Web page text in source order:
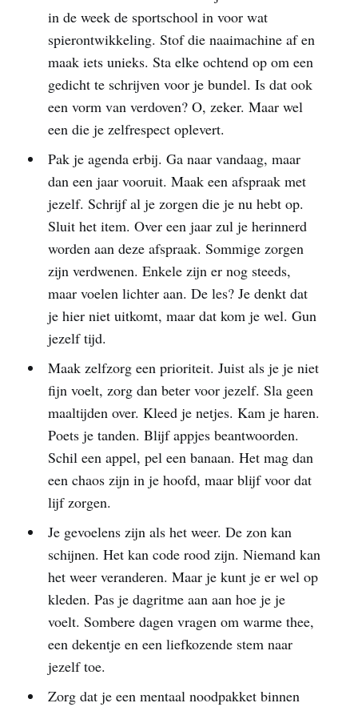
in de week de sportschool in voor wat
spierontwikkeling. Stof die naaimachine af en
maak iets unieks. Sta elke ochtend op om een
gedicht te schrijven voor je bundel. Is dat ook
een vorm van verdoven? O, zeker. Maar wel
een die je zelfrespect oplevert.
Pak je agenda erbij. Ga naar vandaag, maar
dan een jaar vooruit. Maak een afspraak met
jezelf. Schrijf al je zorgen die je nu hebt op.
Sluit het item. Over een jaar zul je herinnerd
worden aan deze afspraak. Sommige zorgen
zijn verdwenen. Enkele zijn er nog steeds,
maar voelen lichter aan. De les? Je denkt dat
je hier niet uitkomt, maar dat kom je wel. Gun
jezelf tijd.
Maak zelfzorg een prioriteit. Juist als je je niet
fijn voelt, zorg dan beter voor jezelf. Sla geen
maaltijden over. Kleed je netjes. Kam je haren.
Poets je tanden. Blijf appjes beantwoorden.
Schil een appel, pel een banaan. Het mag dan
een chaos zijn in je hoofd, maar blijf voor dat
lijf zorgen.
Je gevoelens zijn als het weer. De zon kan
schijnen. Het kan code rood zijn. Niemand kan
het weer veranderen. Maar je kunt je er wel op
kleden. Pas je dagritme aan aan hoe je je
voelt. Sombere dagen vragen om warme thee,
een dekentje en een liefkozende stem naar
jezelf toe.
Zorg dat je een mentaal noodpakket binnen